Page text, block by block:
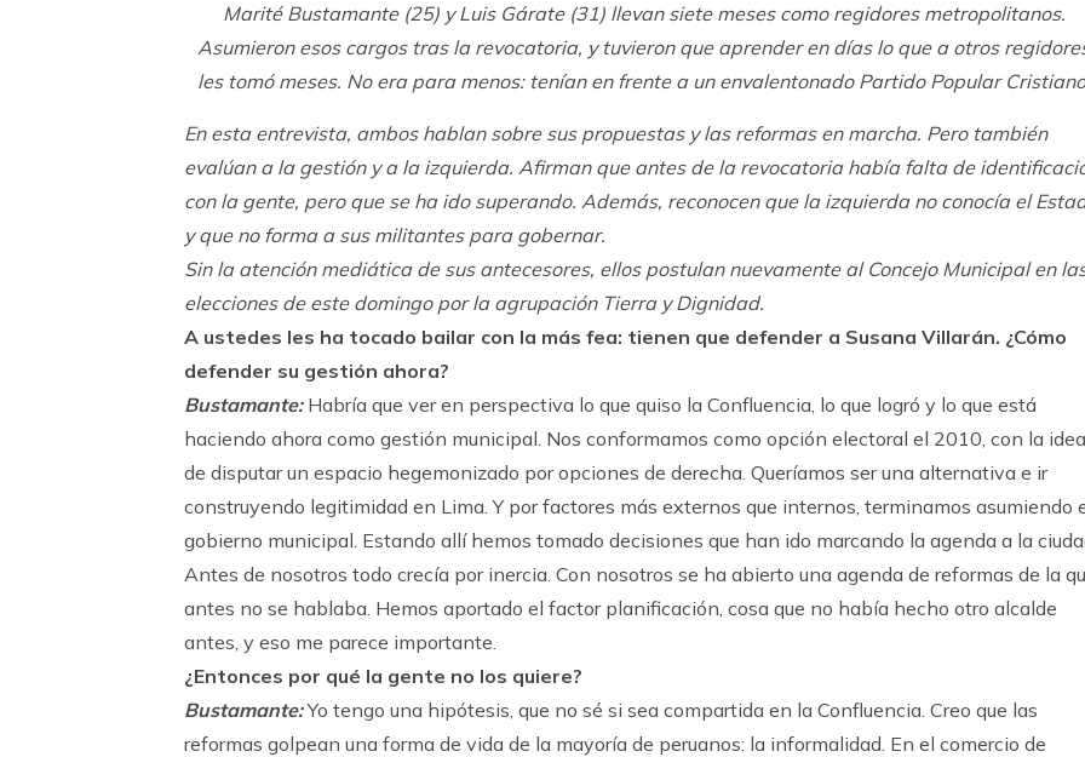
Marité Bustamante (25) y Luis Gárate (31) llevan siete meses como regidores metropolitanos.
Asumieron esos cargos tras la revocatoria, y tuvieron que aprender en días lo que a otros
les tomó meses. No era para menos: tenían en frente a un envalentonado Partido Popular
En esta entrevista, ambos hablan sobre sus propuestas y las reformas en marcha. Pero también
evalúan a la gestión y a la izquierda. Afirman que antes de la revocatoria había falta de
con la gente, pero que se ha ido superando. Además, reconocen que la izquierda no conocía el
y que no forma a sus militantes para gobernar.
Sin la atención mediática de sus antecesores, ellos postulan nuevamente al Concejo Municipal en
elecciones de este domingo por la agrupación Tierra y Dignidad.
A ustedes les ha tocado bailar con la más fea: tienen que defender a Susana Villarán. ¿Cómo
defender su gestión ahora?
Bustamante:Habría que ver en perspectiva lo que quiso la Confluencia, lo que logró y lo que está
haciendo ahora como gestión municipal. Nos conformamos como opción electoral el 2010, con la idea
de disputar un espacio hegemonizado por opciones de derecha. Queríamos ser una alternativa e ir
construyendo legitimidad en Lima. Y por factores más externos que internos, terminamos asumiendo
gobierno municipal. Estando allí hemos tomado decisiones que han ido marcando la agenda a la
Antes de nosotros todo crecía por inercia. Con nosotros se ha abierto una agenda de reformas de la
antes no se hablaba. Hemos aportado el factor planificación, cosa que no había hecho otro alcalde
antes, y eso me parece importante.
¿Entonces por qué la gente no los quiere?
Bustamante:Yo tengo una hipótesis, que no sé si sea compartida en la Confluencia. Creo que las
reformas golpean una forma de vida de la mayoría de peruanos: la informalidad. En el comercio de